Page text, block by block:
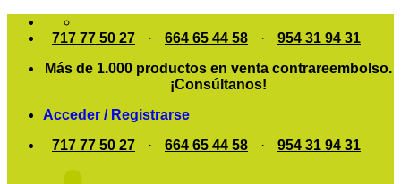
Saltar
717 77 50 27 · 664 65 44 58 ·
954 31 94 31
Más de 1.000 productos en venta contrareembolso.
¡Consúltanos!
Acceder / Registrarse
717 77 50 27
· 664 65 44 58 · 954 31 94 31